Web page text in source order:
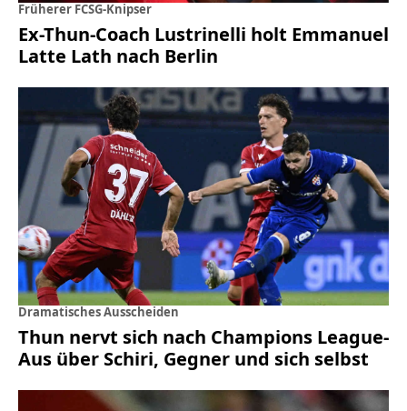
Früherer FCSG-Knipser
Ex-Thun-Coach Lustrinelli holt Emmanuel
Latte Lath nach Berlin
Dramatisches Ausscheiden
Thun nervt sich nach Champions League-
Aus über Schiri, Gegner und sich selbst